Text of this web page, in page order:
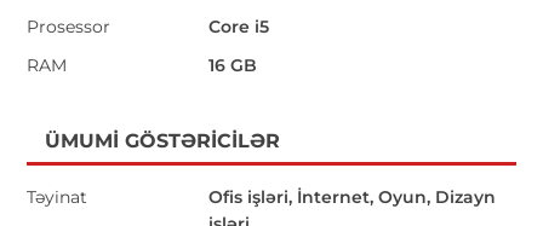
Prosessor
Core i5
RAM
16 GB
ÜMUMI GÖSTƏRICILƏR
Təyinat
Ofis işləri, İnternet, Oyun, Dizayn